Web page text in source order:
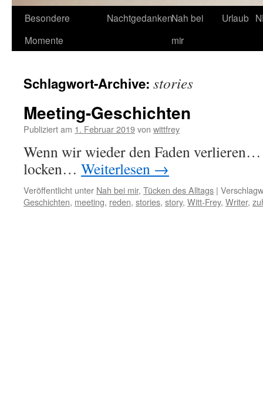
Besondere
Momente
NachtgedankenNah bei
mir
Urlaub
Schlagwort-Archive: stories
Meeting-Geschichten
Publiziert am 1. Februar 2019von wittfrey
Wenn wir wieder den Faden
locken… Weiterlesen →
Veröffentlicht unter Nah bei mir, Tücken des Alltags |
Geschichten, meeting, reden, stories, story, Witt-Frey, Writer,